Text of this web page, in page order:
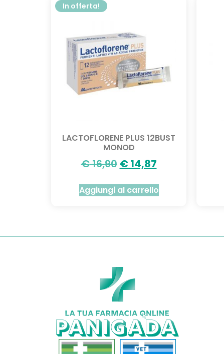
In offerta!
LACTOFLORENE PLUS 12BUST
MONOD
€16,90 €14,87
Aggiungi al carrello